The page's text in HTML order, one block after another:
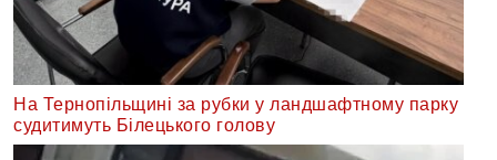
На Тернопільщині за рубки у ландшафтному парку
судитимуть Білецького голову